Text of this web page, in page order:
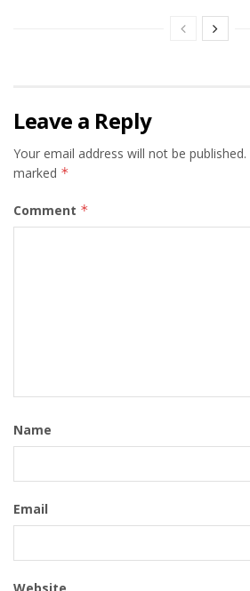
Leave a Reply
Your email address will not be published.
marked *
Comment *
Name
Email